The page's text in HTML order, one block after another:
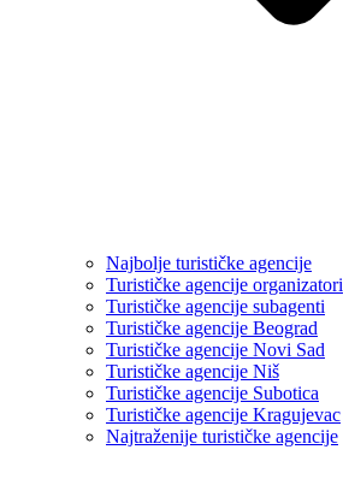
Najbolje turističke agencije
Turističke agencije organizatori
Turističke agencije subagenti
Turističke agencije Beograd
Turističke agencije Novi Sad
Turističke agencije Niš
Turističke agencije Subotica
Turističke agencije Kragujevac
Najtraženije turističke agencije